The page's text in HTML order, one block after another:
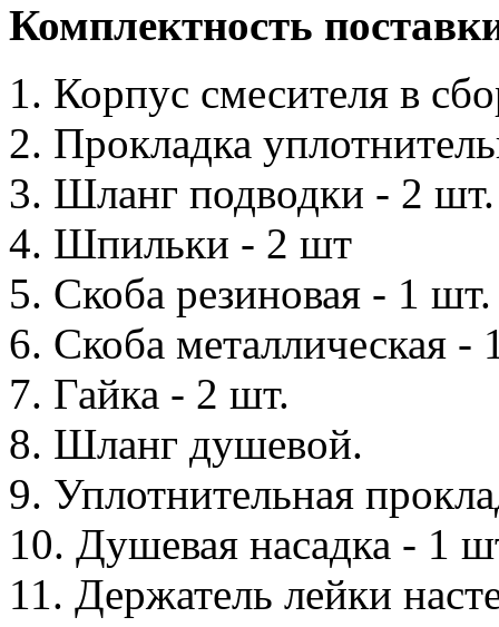
Комплектность
1. Корпус смесителя в
2. Прокладка
3. Шланг подводки - 2 шт.
4. Шпильки - 2 шт
5. Скоба резиновая - 1 шт.
6. Скоба металлическая -
7. Гайка - 2 шт.
8. Шланг душевой.
9. Уплотнительная
10. Душевая насадка - 1
11. Держатель лейки